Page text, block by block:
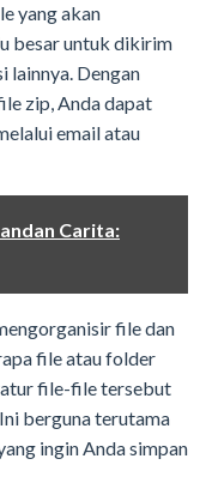
yang akan
besar untuk dikirim
lainnya. Dengan
zip, Anda dapat
email atau
Carita:
file dan
file atau folder
file-file tersebut
berguna terutama
ingin Anda simpan